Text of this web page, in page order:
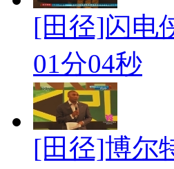
[田径]闪电
01分04秒
[田径]博尔